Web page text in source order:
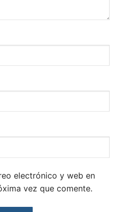
electrónico y web en
vez que comente.